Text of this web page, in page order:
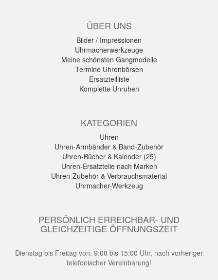
ÜBER UNS
Bilder / Impressionen
Uhrmacherwerkzeuge
Meine schönsten Gangmodelle
Termine Uhrenbörsen
Ersatzteilliste
Komplette Unruhen
KATEGORIEN
Uhren
Uhren-Armbänder & Band-Zubehör
Uhren-Bücher & Kalender (25)
Uhren-Ersatzteile nach Marken
Uhren-Zubehör & Verbrauchsmaterial
Uhrmacher-Werkzeug
PERSÖNLICH ERREICHBAR- UND
GLEICHZEITIGE ÖFFNUNGSZEIT
Dienstag bis Freitag von: 9:00 bis 15:00 Uhr, nach vorheriger
telefonischer Vereinbarung!